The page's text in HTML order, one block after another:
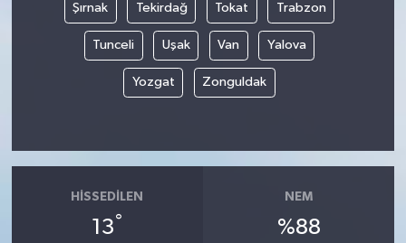
Şırnak Tekirdağ Tokat Trabzon
Tunceli Uşak Van Yalova
Yozgat Zonguldak
HISSEDILEN
13°
NEM
%88